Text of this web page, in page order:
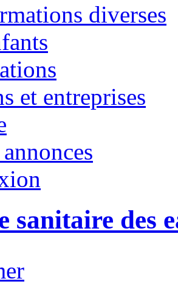
diverses
et entreprises
sanitaire des